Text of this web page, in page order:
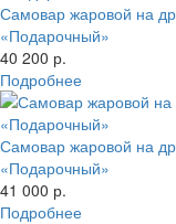
Самовар жаровой на
«Подарочный»
40 200 р.
Подробнее
Самовар жаровой на
«Подарочный»
41 000 р.
Подробнее